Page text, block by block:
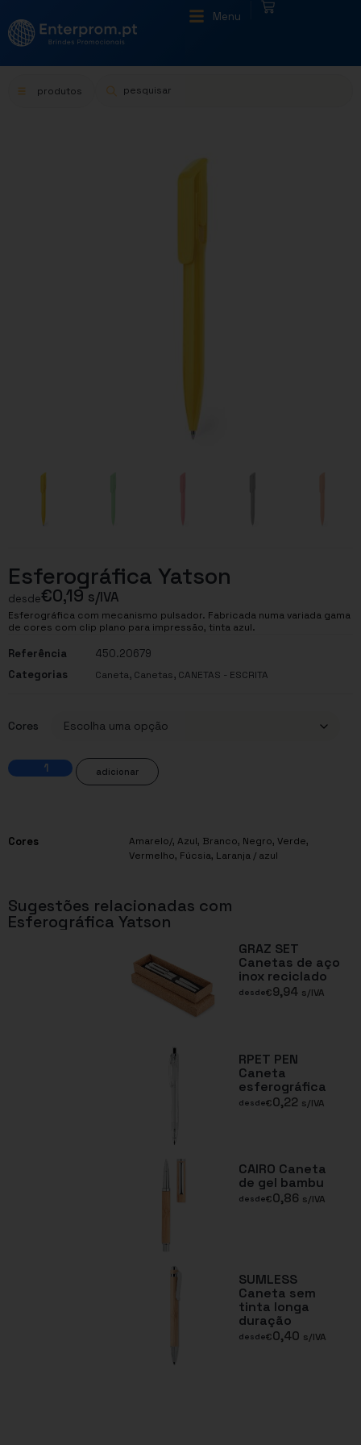
Menu
produtos
Esferográfica Yatson
desde€0,19 s/IVA
Esferográfica com mecanismo pulsador. Fabricada numa variada gama
de cores com clip plano para impressão, tinta azul.
Referência
450.20679
Categorias
Caneta, Canetas, CANETAS - ESCRITA
Cores
adicionar
Cores Amarelo/, Azul, Branco, Negro, Verde,
Vermelho, Fúcsia, Laranja / azul
Sugestões relacionadas com
Esferográfica Yatson
GRAZ SET
Canetas de aço
inox reciclado
desde€9,94 s/IVA
RPET PEN
Caneta
esferográfica
desde€0,22 s/IVA
CAIRO Caneta
de gel bambu
desde€0,86 s/IVA
SUMLESS
Caneta sem
tinta longa
duração
desde€0,40 s/IVA